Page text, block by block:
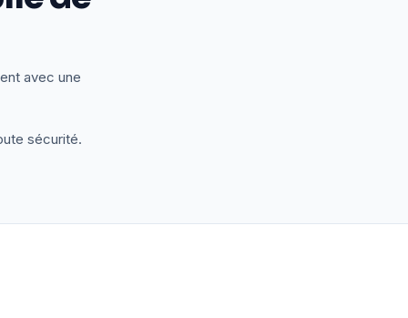
avec une
sécurité.